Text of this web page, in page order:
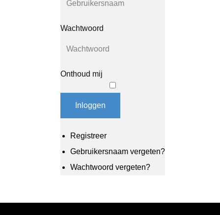
Wachtwoord
Onthoud mij
Inloggen
Registreer
Gebruikersnaam vergeten?
Wachtwoord vergeten?